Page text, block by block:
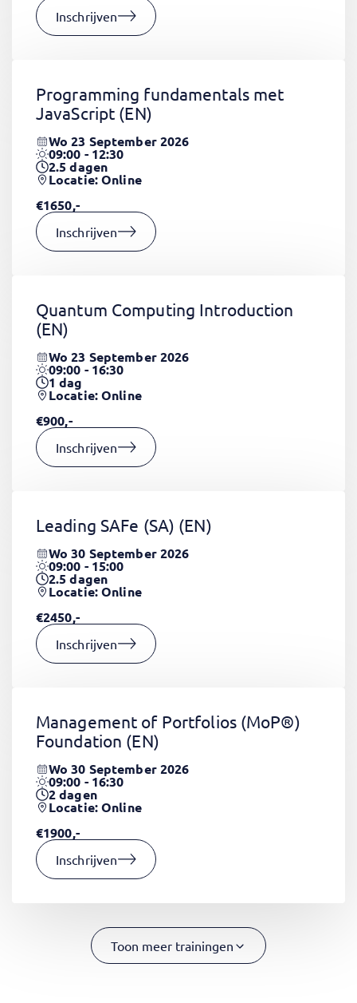
Inschrijven
Programming fundamentals met
JavaScript (EN)
Wo 23 September 2026
09:00 - 12:30
2.5dagen
Locatie: Online
€1650,-
Inschrijven
Quantum Computing Introduction
(EN)
Wo 23 September 2026
09:00 - 16:30
1dag
Locatie: Online
€900,-
Inschrijven
Leading SAFe (SA) (EN)
Wo 30 September 2026
09:00 - 15:00
2.5dagen
Locatie: Online
€2450,-
Inschrijven
Management of Portfolios (MoP®)
Foundation (EN)
Wo 30 September 2026
09:00 - 16:30
2dagen
Locatie: Online
€1900,-
Inschrijven
Toon meer trainingen